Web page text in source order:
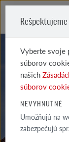
Vyberte svoje
súborov
našich
súborov
NEVYHNUTNÉ
Umožňujú na
zabezpečujú